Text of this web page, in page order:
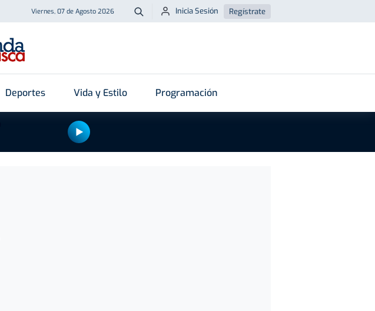
Viernes, 07 de Agosto 2026 Buscar
Inicia Sesión Regístrate
Deportes Vida y Estilo Programación